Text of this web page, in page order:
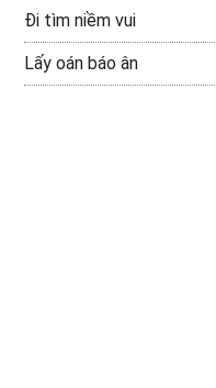
Đi tìm niềm vui
Lấy oán báo ân